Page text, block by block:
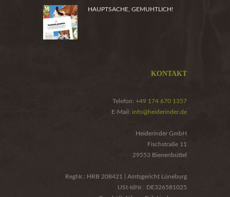
HAUPTSACHE, GEMUHTLICH!
KONTAKT
Telefon: +49 174 670 1357
E-Mail: info@heiderinder.de
Heiderinder GmbH
Fischstraße 11
29553 Bienenbüttel
RegNr.: HRB 208421 | Amtsgericht Lüneburg
USt-IdNr.: DE326581025